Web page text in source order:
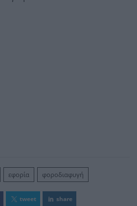
εφορία φοροδιαφυγή
tweet share